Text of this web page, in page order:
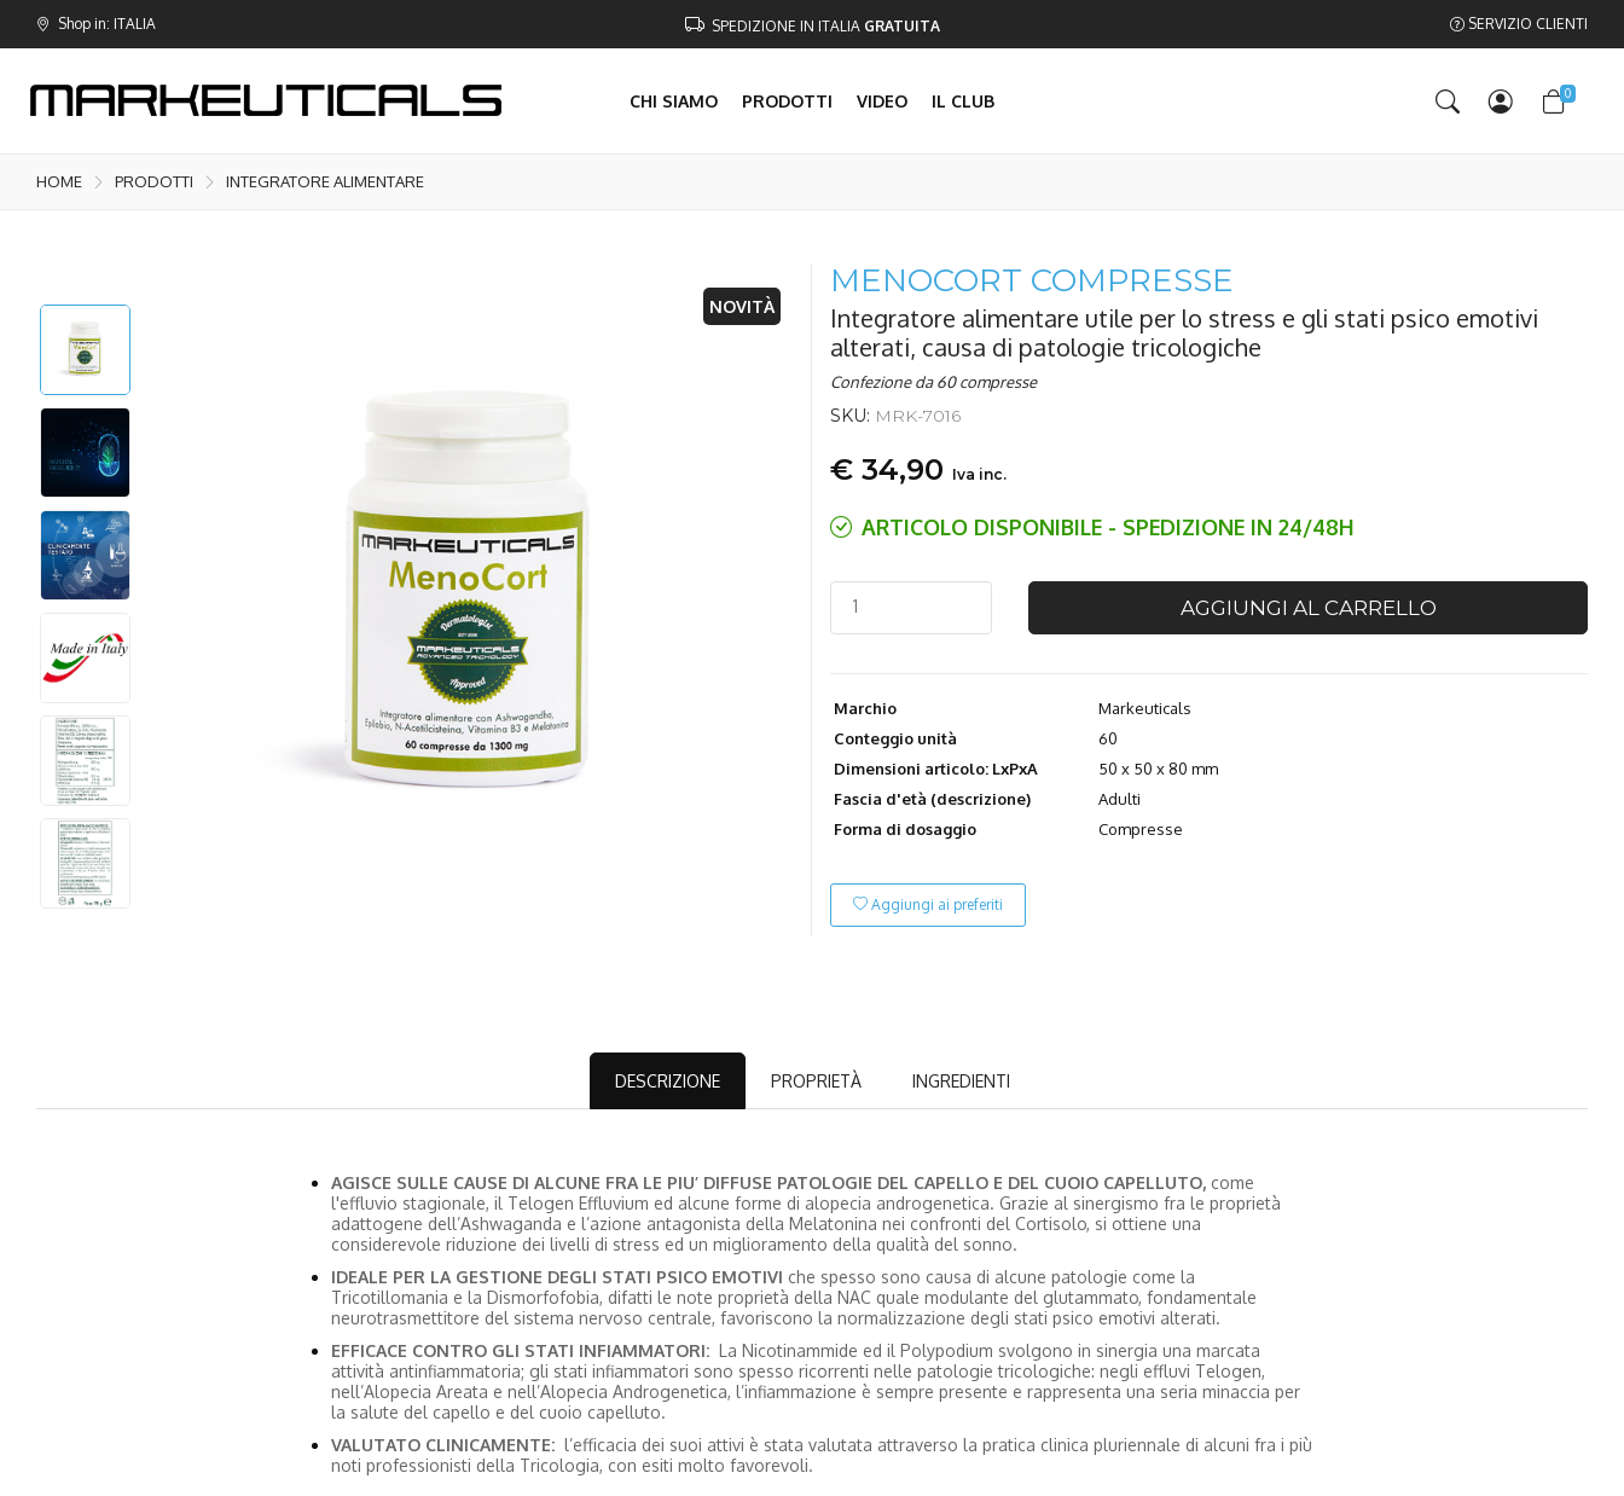
Shop in: ITALIA SPEDIZIONE IN ITALIA GRATUITA SERVIZIO CLIENTI
CHI SIAMO PRODOTTI VIDEO IL CLUB 0
HOME PRODOTTI INTEGRATORE ALIMENTARE
NOVITÀ
MENOCORT COMPRESSE
Integratore alimentare utile per lo stress e gli stati psico emotivi
alterati, causa di patologie tricologiche
Confezione da 60 compresse
SKU: MRK-7016
€ 34,90 Iva inc.
ARTICOLO DISPONIBILE - SPEDIZIONE IN 24/48H
AGGIUNGI AL CARRELLO
Marchio
Markeuticals
Conteggio unità
60
Dimensioni articolo: LxPxA
50 x 50 x 80 mm
Fascia d'età (descrizione)
Adulti
Forma di dosaggio
Compresse
Aggiungi ai preferiti
DESCRIZIONE PROPRIETÀ INGREDIENTI
AGISCE SULLE CAUSE DI ALCUNE FRA LE PIU’ DIFFUSE PATOLOGIE DEL CAPELLO E DEL CUOIO CAPELLUTO, come
l'effluvio stagionale, il Telogen Effluvium ed alcune forme di alopecia androgenetica. Grazie al sinergismo fra le proprietà
adattogene dell’Ashwaganda e l’azione antagonista della Melatonina nei confronti del Cortisolo, si ottiene una
considerevole riduzione dei livelli di stress ed un miglioramento della qualità del sonno.
IDEALE PER LA GESTIONE DEGLI STATI PSICO EMOTIVI che spesso sono causa di alcune patologie come la
Tricotillomania e la Dismorfofobia, difatti le note proprietà della NAC quale modulante del glutammato, fondamentale
neurotrasmettitore del sistema nervoso centrale, favoriscono la normalizzazione degli stati psico emotivi alterati.
EFFICACE CONTRO GLI STATI INFIAMMATORI: La Nicotinammide ed il Polypodium svolgono in sinergia una marcata
attività antinfiammatoria; gli stati infiammatori sono spesso ricorrenti nelle patologie tricologiche: negli effluvi Telogen,
nell’Alopecia Areata e nell’Alopecia Androgenetica, l’infiammazione è sempre presente e rappresenta una seria minaccia per
la salute del capello e del cuoio capelluto.
VALUTATO CLINICAMENTE: l’efficacia dei suoi attivi è stata valutata attraverso la pratica clinica pluriennale di alcuni fra i più
noti professionisti della Tricologia, con esiti molto favorevoli.